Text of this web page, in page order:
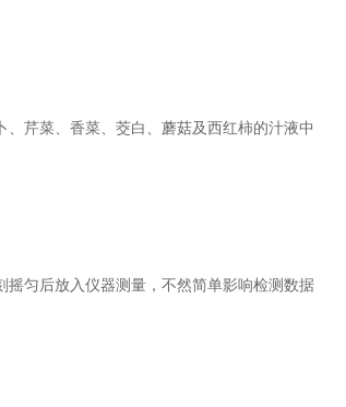
芹菜、香菜、茭白、蘑菇及西红柿的汁液中
匀后放入仪器测量，不然简单影响检测数据